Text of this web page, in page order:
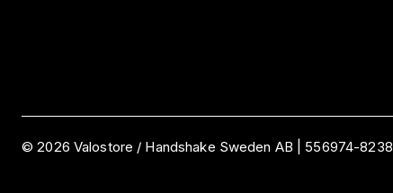
©2026 Valostore / Handshake Sweden AB 556974-8238